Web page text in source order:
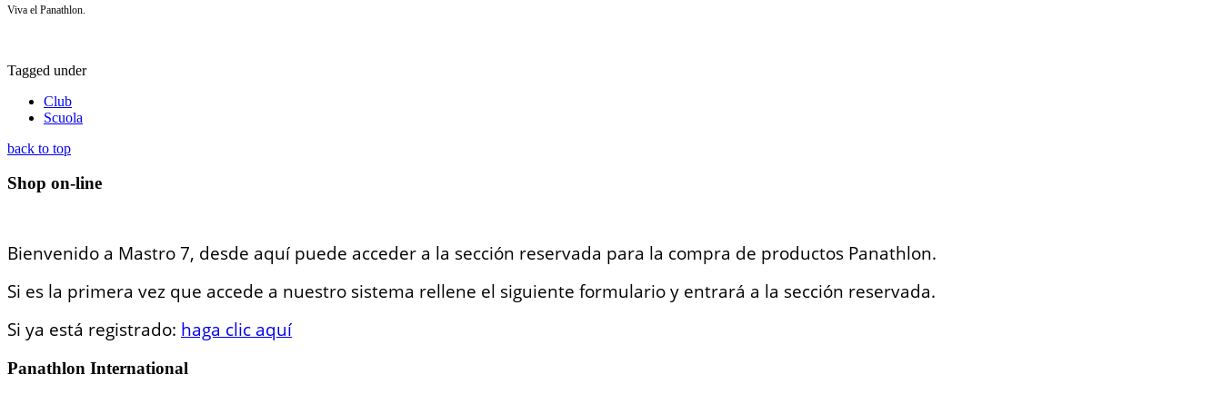
Viva el Panathlon.
Tagged under
Club
Scuola
back to top
Shop on-line
Bienvenido a Mastro 7, desde aquí puede acceder a la sección reservada para la compra de productos Panathlon.
Si es la primera vez que accede a nuestro sistema rellene el siguiente formulario y entrará a la sección reservada.
Si ya está registrado: haga clic aquí
Panathlon International